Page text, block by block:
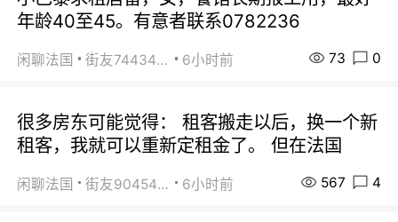
年龄40至45。有意者联系0782236
闲聊法国 街友74434350 6小时前 73 0
很多房东可能觉得： 租客搬走以后，换一个新
租客，我就可以重新定租金了。 但在法国
闲聊法国 街友90454511 6小时前 567 4